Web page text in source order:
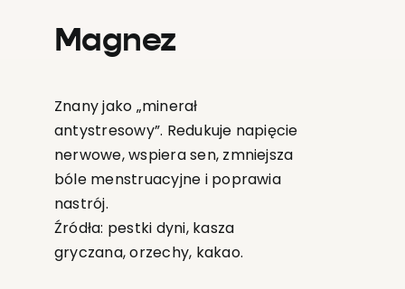
Magnez
Znany jako „minerał
antystresowy”. Redukuje napięcie
nerwowe, wspiera sen, zmniejsza
bóle menstruacyjne i poprawia
nastrój.
Źródła: pestki dyni, kasza
gryczana, orzechy, kakao.